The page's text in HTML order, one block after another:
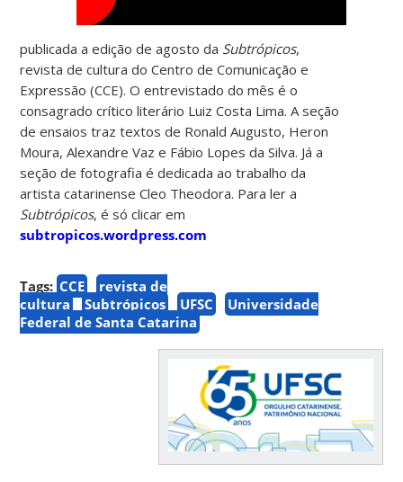
publicada a edição de agosto da Subtrópicos,
revista de cultura do Centro de Comunicação e
Expressão (CCE). O entrevistado do mês é o
consagrado crítico literário Luiz Costa Lima. A seção
de ensaios traz textos de Ronald Augusto, Heron
Moura, Alexandre Vaz e Fábio Lopes da Silva. Já a
seção de fotografia é dedicada ao trabalho da
artista catarinense Cleo Theodora. Para ler a
Subtrópicos, é só clicar em
subtropicos.wordpress.com
Tags: CCE
revista de
cultura
Subtrópicos UFSC
Universidade
Federal de Santa Catarina